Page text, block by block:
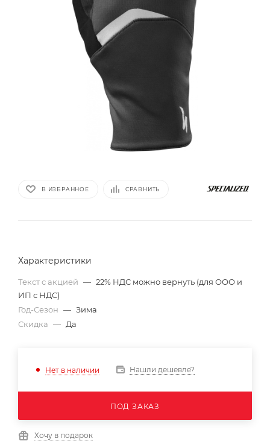
В ИЗБРАННОЕ СРАВНИТЬ
Характеристики
Текст с акцией — 22% НДС можно вернуть (для ООО и
ИП с НДС)
Год-Сезон — Зима
Скидка — Да
Нет в наличии Нашли дешевле?
ПОД ЗАКАЗ
Хочу в подарок